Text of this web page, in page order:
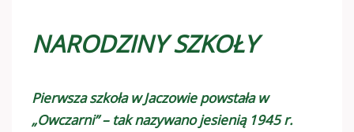
NARODZINY SZKOŁY
Pierwsza szkoła w Jaczowie powstała w
„Owczarni” – tak nazywano jesienią 1945 r.